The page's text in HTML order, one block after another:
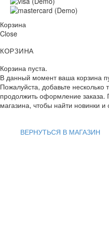
Корзина
Close
КОРЗИНА
Корзина пуста.
В данный момент ваша корзина
Пожалуйста, добавьте несколько
продолжить оформление заказа.
магазина, чтобы найти новинки
ВЕРНУТЬСЯ В МАГАЗИН